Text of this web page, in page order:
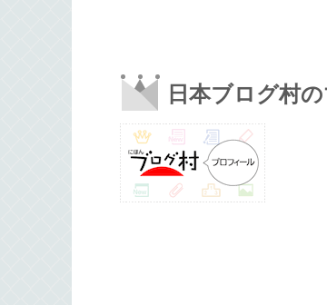
日本ブログ村